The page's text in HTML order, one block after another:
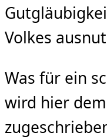
Volkes
Was für ein
wird hier